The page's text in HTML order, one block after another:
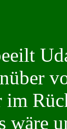
im
wäre